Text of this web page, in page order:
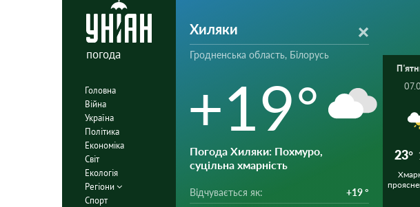
погода
Головна
Війна
Україна
Політика
Економіка
Світ
Екологія
Регіони
Спорт
Хиляки
Гродненська область, Білорусь
+19°
Погода Хиляки: Похмуро,
суцільна хмарність
Відчувається як: +19 °
23°